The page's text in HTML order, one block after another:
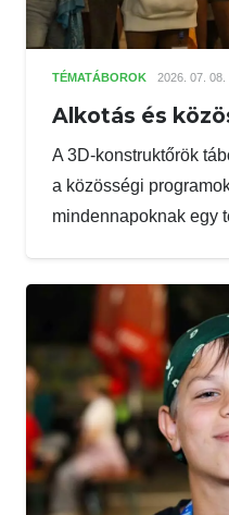
TÉMATÁBOROK 2026. 07. 08.
Alkotás és
A 3D-konstruktőrök
a közösségi
mindennapoknak egy